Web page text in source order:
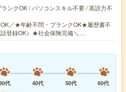
ンクOK / パソコンスキル不要 / 英語力不
／★年齢不問・ブランクOK★履歴書不
登録OK）★社会保険完備＼…
代 40代 50代
60代